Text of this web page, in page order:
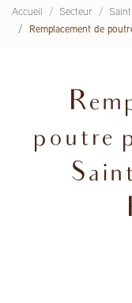
Accueil Secteur
Remplacement de
poutre